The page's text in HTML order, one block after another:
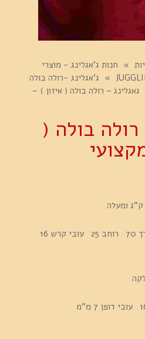
» חנות ג'אגלינג - מוצרי
» ג'אגלינג -רולה בולה
גאגלינג – רולה בולה ( איזון ) –
רולה בולה (
קרש עמיד מידות : אורך 70 רוחב 25 עובי קרש 16